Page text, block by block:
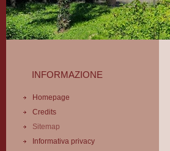
INFORMAZIONE
Homepage
Credits
Sitemap
Informativa privacy